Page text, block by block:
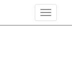
Toggle